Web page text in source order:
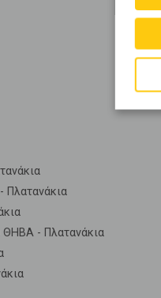
ΘΗΒΑ - Πλατανάκια